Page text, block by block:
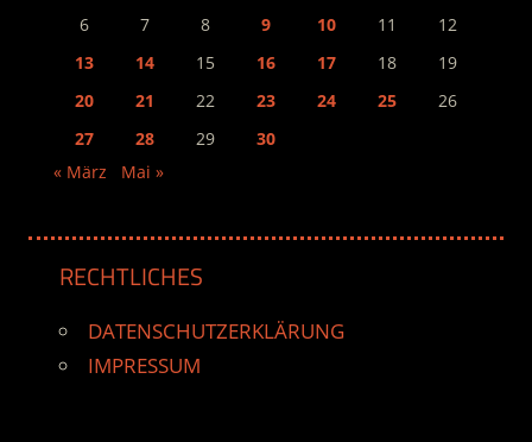
6
7 8 9 10 11
12
13
14 15 16 17 18
19
20
21 22 23 24 25
26
27
28 29
30
« März
Mai »
RECHTLICHES
DATENSCHUTZERKLÄRUNG
IMPRESSUM